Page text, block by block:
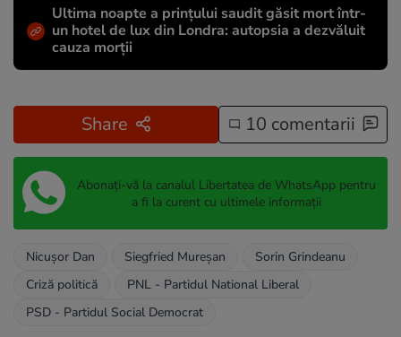
Ultima noapte a prințului saudit găsit mort într-
un hotel de lux din Londra: autopsia a dezvăluit
cauza morții
Share 10 comentarii
Abonați-vă la canalul Libertatea de WhatsApp pentru
a fi la curent cu ultimele informații
Nicușor Dan Siegfried Mureșan
Sorin Grindeanu
Criză politică
PNL - Partidul National Liberal
PSD - Partidul Social Democrat